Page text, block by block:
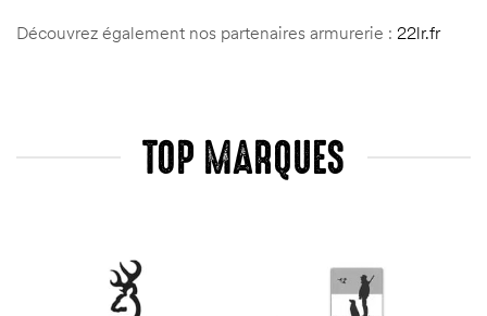
Découvrez également nos partenaires armurerie : 22lr.fr
TOP MARQUES